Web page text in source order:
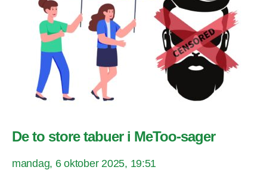
De to store tabuer i MeToo-sager
mandag, 6 oktober 2025, 19:51